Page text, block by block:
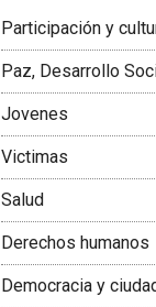
Participación y
Paz, Desarrollo
Jovenes
Victimas
Salud
Derechos humanos
Democracia y